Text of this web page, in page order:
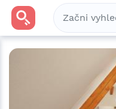
Skrýt Fotky